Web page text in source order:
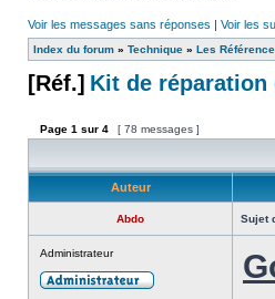
Voir les messages sans réponses | Voir les
Index du forum » Technique » Les
[Réf.] Kit de réparation
Page 1 sur 4 [ 78 messages ]
Auteur
Abdo Sujet
Administrateur